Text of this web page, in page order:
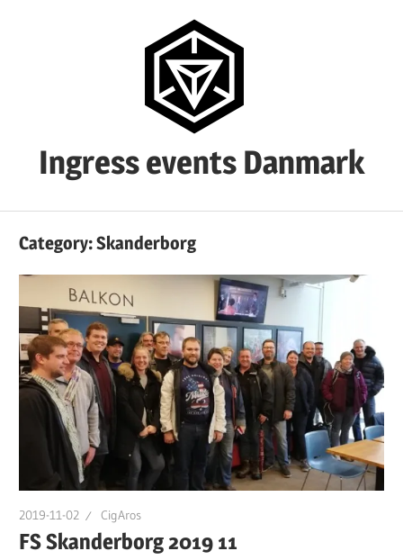
Ingress events Danmark
Danmark
Category:Skanderborg
2019-11-02 CigAros
FS Skanderborg 2019 11